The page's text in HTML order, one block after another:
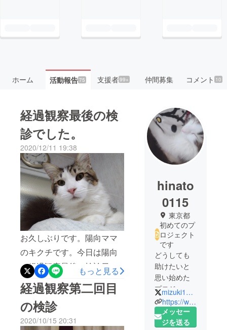
ホーム 活動報告75 支援者99+ 仲間募集 コメント 10
経過観察最後の検
診でした。
2020/12/11 19:38
お久しぶりです。陽向ママ
のキクチです。今日は陽向
の経過観察最後の検診日で
した。昨日84日目を迎え、
今日を迎えました。私は朝
からソワソワと落ち着か
ず、キャリーケースを2日前
もっと見る
経過観察第二回目
の検診
2020/10/15 20:31
hinato
0115
東京都
初めてのプ
ロジェクト
です
どうしても
助けたいと
思い始めた
プロジェク
トです。大
切な家族の
ためのご支
mizuki1996blue
https://www.instagram.com/mizukichi_913
メッセー
ジを送る